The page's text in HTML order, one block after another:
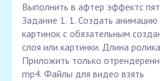
Выполнить в афтер эффектс
Задание 1. 1. Создать анимацию
картинок с обязательным
слоя или картинки. Длина
Приложить только
mp4. Файлы для видео взять